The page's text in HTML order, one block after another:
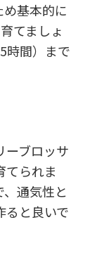
基本的に
てましょ
時間）まで
ーブロッサ
てられま
通気性と
ると良いで